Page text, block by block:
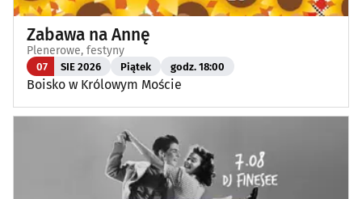
Zabawa na Annę
Plenerowe, festyny
07 SIE 2026 Piątek godz. 18:00
Boisko w Królowym Moście